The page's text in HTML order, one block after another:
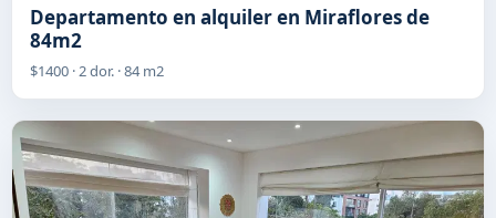
Departamento en alquiler en Miraflores de
84m2
$1400 · 2 dor. · 84 m2